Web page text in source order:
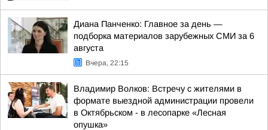
Диана Панченко: Главное за день —
подборка материалов зарубежных СМИ за 6
августа
Вчера, 22:15
Владимир Волков: Встречу с жителями в
формате выездной администрации провели
в Октябрьском - в лесопарке «Лесная
опушка»